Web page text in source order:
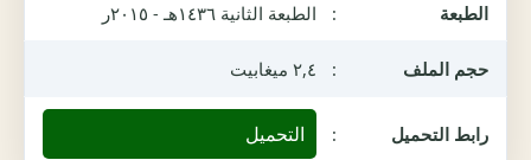
الطبعة : الطبعة الثانية ١٤٣٦هـ - ٢٠١٥ر
حجم الملف : ٢,٤ ميغابيت
رابط التحميل : التحميل